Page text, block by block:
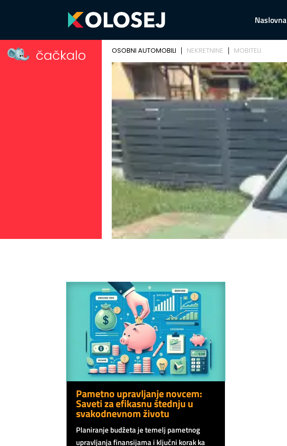
Naslovna
Pametno upravljanje novcem:
Saveti za efikasnu štednju u
svakodnevnom životu
Planiranje budžeta je temelj pametnog
upravljanja finansijama i ključni korak ka